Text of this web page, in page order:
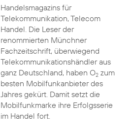
Handelsmagazins für
Telekommunikation, Telecom
Handel. Die Leser der
renommierten Münchner
Fachzeitschrift, überwiegend
Telekommunikationshändler aus
ganz Deutschland, haben O2zum
besten Mobilfunkanbieter des
Jahres gekürt. Damit setzt die
Mobilfunkmarke ihre Erfolgsserie
im Handel fort.